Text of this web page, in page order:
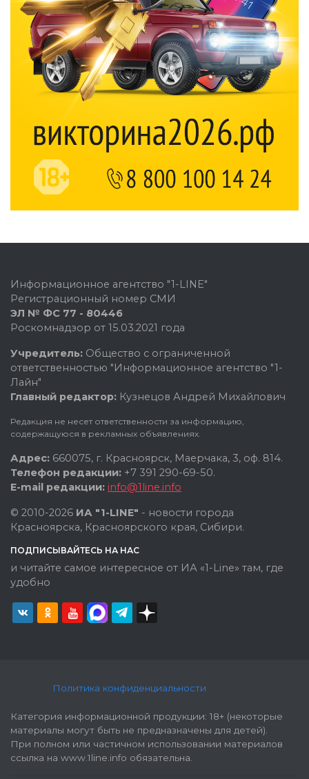
Информационное агентство "1-LINE"
Регистрационный номер СМИ
ЭЛ № ФС 77 - 80446
Роскомнадзор от 15.03.2021 года
Учредитель: Общество с ограниченной
ответственностью "Информационное агентство "1-
Лайн"
Главный редактор: Кузнецов Андрей Михайлович
Редакция не несет ответственности за информацию,
содержащуюся в рекламных объявлениях.
Адрес: 660075, г. Красноярск, Маерчака, 3, оф. 814.
Телефон редакции: +7 391 290-69-50.
E-mail редакции: info@1line.info
© 2010-2026 ИА "1-LINE" - новости города
Красноярска, Красноярского края, Сибири.
ПОДПИСЫВАЙТЕСЬ НА НАС
и читайте самое интересное от ИА «1-Line» там, где
удобно
Политика конфиденциальности
Категория информационной продукции: 18+ (некоторые
материалы могут быть не предназначены для детей).
При полном или частичном использовании материалов
ссылка на www.1line.info обязательна.